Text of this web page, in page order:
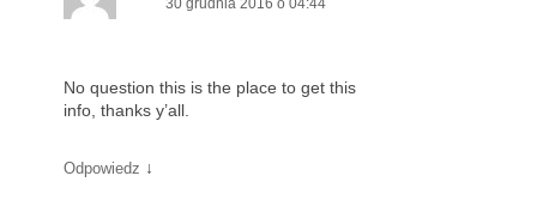
No question this is the place to get this
info, thanks y’all.
Odpowiedz ↓